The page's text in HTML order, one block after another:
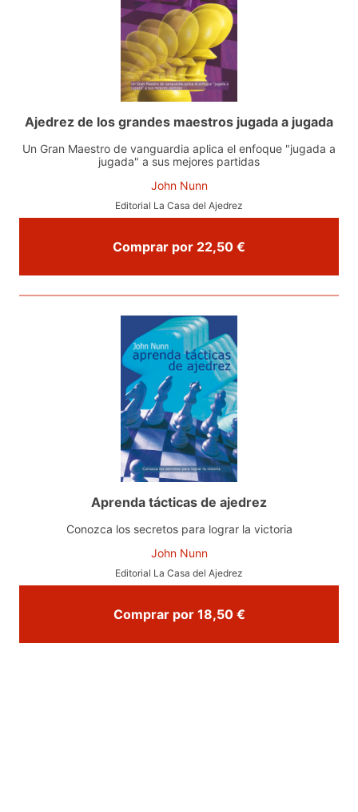
Ajedrez de los grandes maestros jugada a jugada
Un Gran Maestro de vanguardia aplica el enfoque "jugada a
jugada" a sus mejores partidas
John Nunn
Editorial La Casa del Ajedrez
Comprar por 22,50 €
Aprenda tácticas de ajedrez
Conozca los secretos para lograr la victoria
John Nunn
Editorial La Casa del Ajedrez
Comprar por 18,50 €